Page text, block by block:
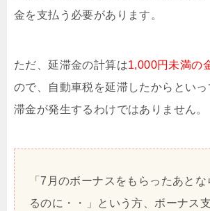
金を支払う必要があります。
ただ、延滞金の計算は1,000円未満の
ので、自動車税を延滞したからとい
滞金が発生するわけではありません。
「7月のボーナスをもらったあとな
るのに・・」という方、ボーナス